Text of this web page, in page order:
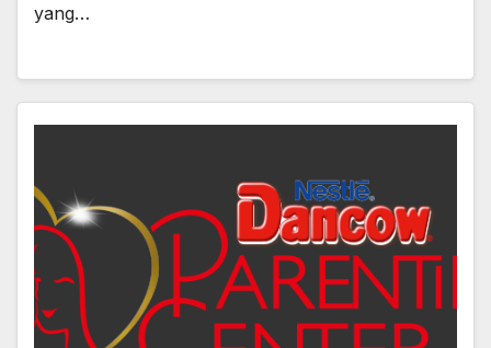
yang…